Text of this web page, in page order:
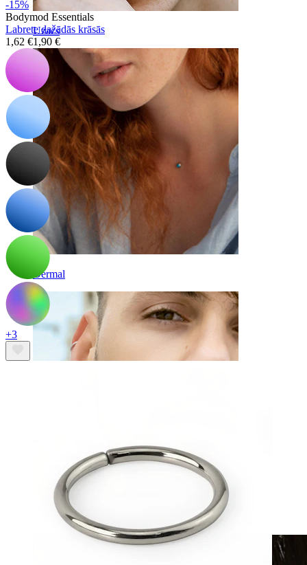
Uzacs
Dermal
Klipši
-15%
Bodymod Essentials
Labrete dažādās krāsās
1,62 €1,90 €
+3